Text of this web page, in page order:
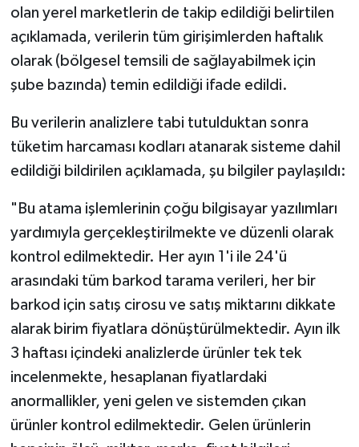
olan yerel marketlerin de takip edildiği belirtilen
açıklamada, verilerin tüm girişimlerden haftalık
olarak (bölgesel temsili de sağlayabilmek için
şube bazında) temin edildiği ifade edildi.
Bu verilerin analizlere tabi tutulduktan sonra
tüketim harcaması kodları atanarak sisteme dahil
edildiği bildirilen açıklamada, şu bilgiler paylaşıldı:
"Bu atama işlemlerinin çoğu bilgisayar yazılımları
yardımıyla gerçekleştirilmekte ve düzenli olarak
kontrol edilmektedir. Her ayın 1'i ile 24'ü
arasındaki tüm barkod tarama verileri, her bir
barkod için satış cirosu ve satış miktarını dikkate
alarak birim fiyatlara dönüştürülmektedir. Ayın ilk
3 haftası içindeki analizlerde ürünler tek tek
incelenmekte, hesaplanan fiyatlardaki
anormallikler, yeni gelen ve sistemden çıkan
ürünler kontrol edilmektedir. Gelen ürünlerin